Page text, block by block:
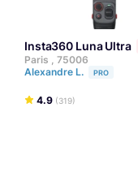
Insta360 Luna Ultra
Paris , 75006
Alexandre L.
PRO
4.9 (319)